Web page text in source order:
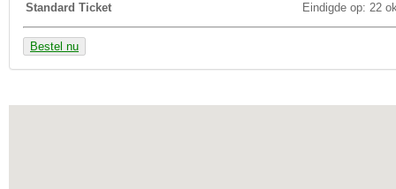
Standard Ticket
Eindigde op: 22
Bestel nu